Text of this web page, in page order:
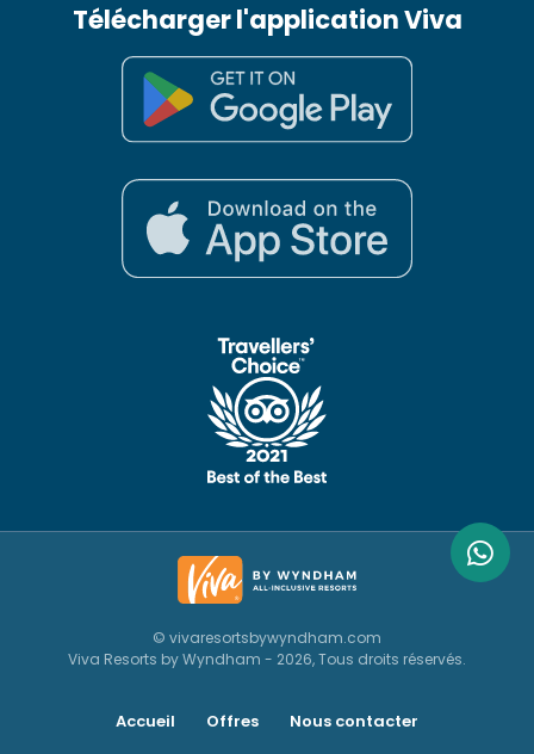
Télécharger l'application Viva
© vivaresortsbywyndham.com
Viva Resorts by Wyndham - 2026, Tous droits réservés.
Accueil Offres Nous contacter